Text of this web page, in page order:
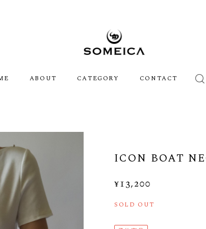
ABOUT CATEGORY CONTACT
ICON BOAT
¥13,200
SOLD OUT